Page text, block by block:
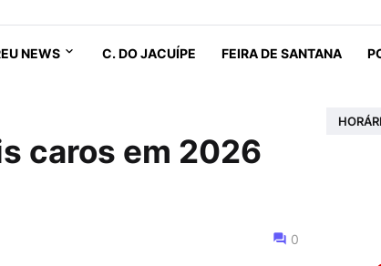
NEWS C. DO JACUÍPE FEIRA DE SANTANA
caros em 2026
0